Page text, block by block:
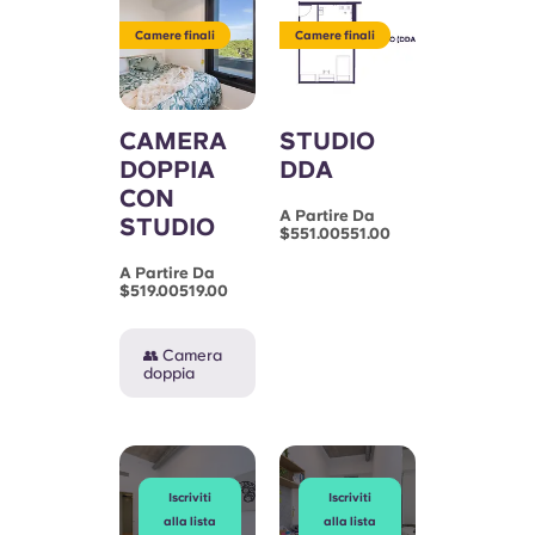
Camere finali
CAMERA
DOPPIA
CON
STUDIO
A Partire Da
$519.00519.00
👥 Camera
doppia
Camere finali
STUDIO
DDA
A Partire Da
$551.00551.00
Iscriviti
alla lista
Iscriviti
alla lista